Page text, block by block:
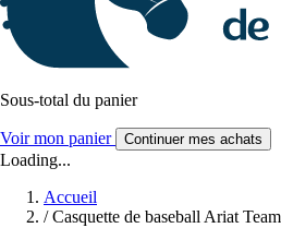
Sous-total du panier
Voir mon panier Continuer mes achats
Loading...
Accueil
/ Casquette de baseball Ariat